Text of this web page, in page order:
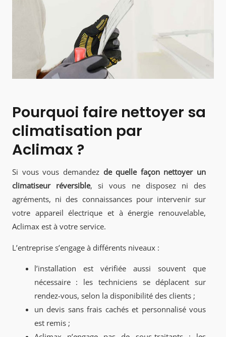
Pourquoi faire nettoyer sa
climatisation par
Aclimax ?
Si vous vous demandez de quelle façon nettoyer un
climatiseur réversible, si vous ne disposez ni des
agréments, ni des connaissances pour intervenir sur
votre appareil électrique et à énergie renouvelable,
Aclimax est à votre service.
L’entreprise s’engage à différents niveaux :
l’installation est vérifiée aussi souvent que
nécessaire : les techniciens se déplacent sur
rendez-vous, selon la disponibilité des clients ;
un devis sans frais cachés et personnalisé vous
est remis ;